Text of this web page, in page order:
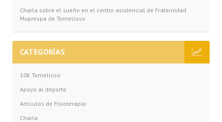
Charla sobre el sueño en el centro asistencial de Fraternidad
Muprespa de Tomelloso
CATEGORÍAS
10K Tomelloso
Apoyo al deporte
Artículos de Fisioterapia
Charla